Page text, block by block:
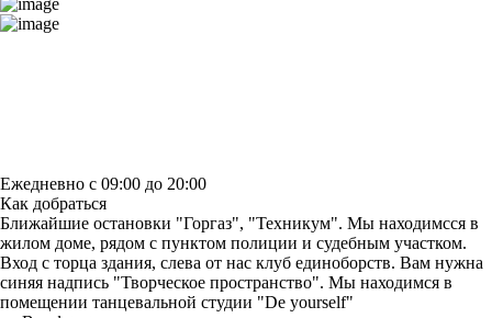
Ежедневно с 09:00 до 20:00
Как добраться
Ближайшие остановки "Горгаз", "Техникум". Мы находимсся в
жилом доме, рядом с пунктом полиции и судебным участком.
Вход с торца здания, слева от нас клуб единоборств. Вам нужна
синяя надпись "Творческое пространство". Мы находимся в
помещении танцевальной студии "De yourself"